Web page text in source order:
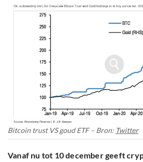
Bitcoin trust VS goud ETF – Bron: Twitter
Vanaf nu tot 10 december geeft